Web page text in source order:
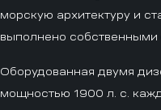
морскую архитектуру и
выполнено собственными
Оборудованная двумя
мощностью 1900 л. с.